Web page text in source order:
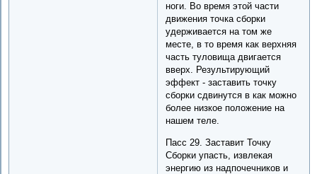
ноги. Во время этой части
движения точка сборки
удерживается на том же
месте, в то время как верхняя
часть туловища двигается
вверх. Результирующий
эффект - заставить точку
сборки сдвинутся в как можно
более низкое положение на
нашем теле.
Пасс 29. Заставит Точку
Сборки упасть, извлекая
энергию из надпочечников и